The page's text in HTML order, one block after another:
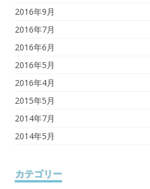
2016年9月
2016年7月
2016年6月
2016年5月
2016年4月
2015年5月
2014年7月
2014年5月
カテゴリー